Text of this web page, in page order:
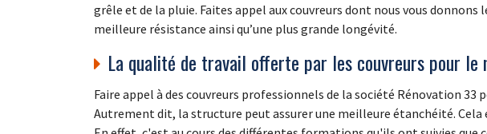
grêle et de la pluie. Faites appel aux couvreurs dont nous vous
meilleure résistance ainsi qu’une plus grande longévité.
La qualité de travail offerte par les couvreurs pour le
Faire appel à des couvreurs professionnels de la société Rénovation
Autrement dit, la structure peut assurer une meilleure étanchéité.